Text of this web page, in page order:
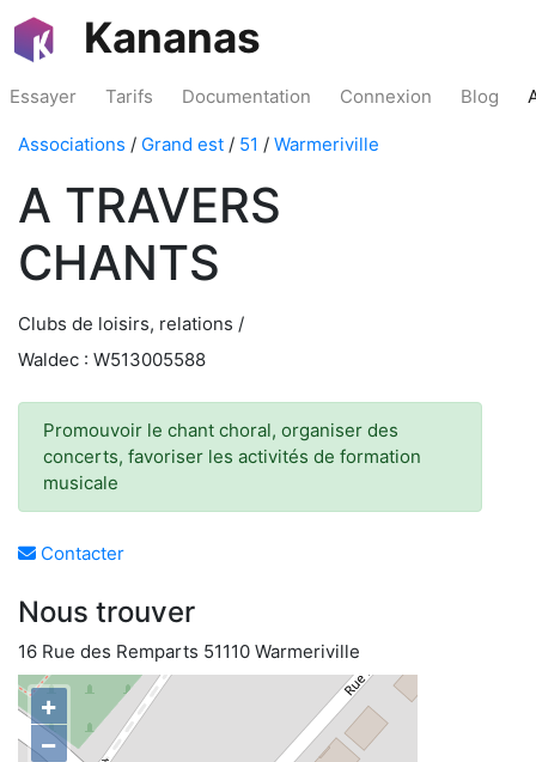
Kananas
Essayer Tarifs Documentation Connexion Blog
Associations / Grand est / 51 / Warmeriville
A TRAVERS
CHANTS
Clubs de loisirs, relations /
Waldec : W513005588
Promouvoir le chant choral, organiser des
concerts, favoriser les activités de formation
musicale
Contacter
Nous trouver
16 Rue des Remparts 51110 Warmeriville
+
−